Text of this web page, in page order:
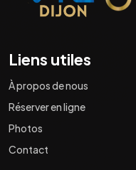
Liens utiles
À propos de nous
Réserver en ligne
Photos
Contact